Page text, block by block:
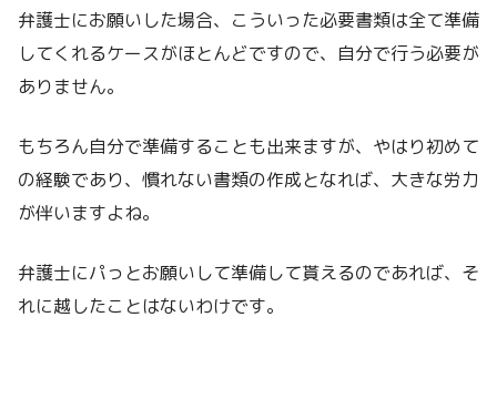
弁護士にお願いした場合、こういった必要書類は全て準備
してくれるケースがほとんどですので、自分で行う必要が
ありません。
もちろん自分で準備することも出来ますが、やはり初めて
の経験であり、慣れない書類の作成となれば、大きな労力
が伴いますよね。
弁護士にパっとお願いして準備して貰えるのであれば、そ
れに越したことはないわけです。